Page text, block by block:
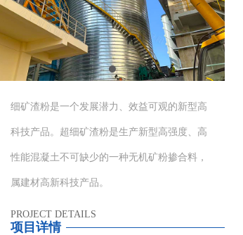
细矿渣粉是一个发展潜力、效益可观的新型高
科技产品。超细矿渣粉是生产新型高强度、高
性能混凝土不可缺少的一种无机矿粉掺合料，
属建材高新科技产品。
PROJECT DETAILS
项目详情